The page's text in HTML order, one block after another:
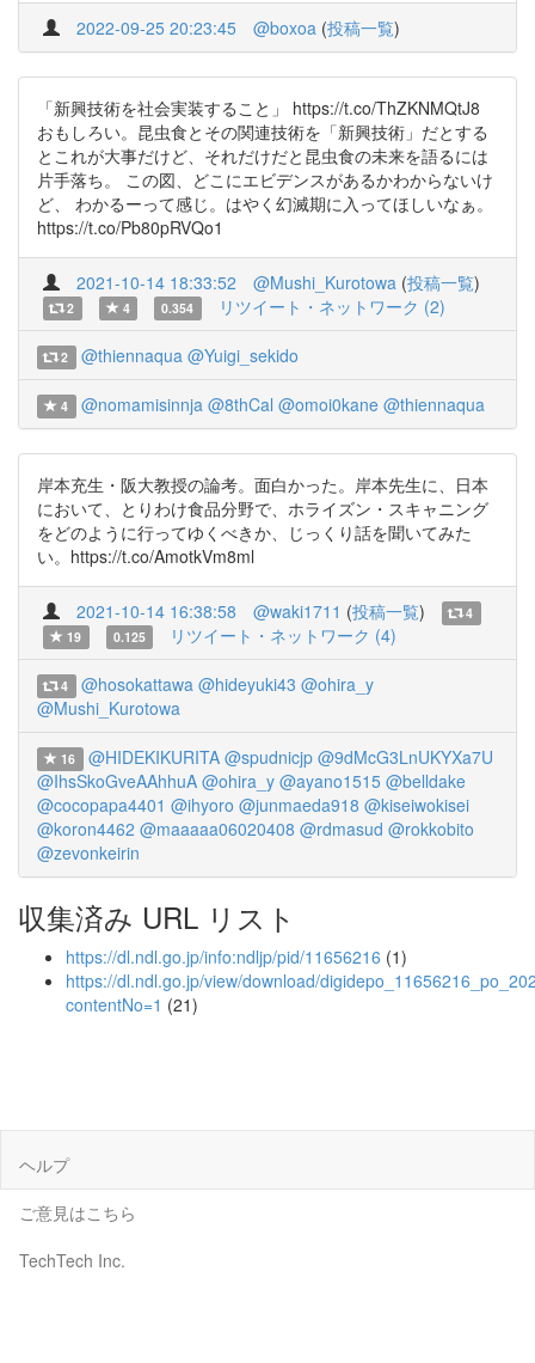
2022-09-25 20:23:45 @boxoa (投稿一覧)
「新興技術を社会実装すること」 https://t.co/ThZKNMQtJ8
おもしろい。昆虫食とその関連技術を「新興技術」だとする
とこれが大事だけど、それだけだと昆虫食の未来を語るには
片手落ち。 この図、どこにエビデンスがあるかわからないけ
ど、 わかるーって感じ。はやく幻滅期に入ってほしいなぁ。
https://t.co/Pb80pRVQo1
2021-10-14 18:33:52 @Mushi_Kurotowa (投稿一覧)
2 4 0.354 リツイート・ネットワーク (2)
2 @thiennaqua @Yuigi_sekido
4 @nomamisinnja @8thCal @omoi0kane @thiennaqua
岸本充生・阪大教授の論考。面白かった。岸本先生に、日本
において、とりわけ食品分野で、ホライズン・スキャニング
をどのように行ってゆくべきか、じっくり話を聞いてみた
い。https://t.co/AmotkVm8ml
2021-10-14 16:38:58 @waki1711 (投稿一覧)
4
19
0.125 リツイート・ネットワーク (4)
4 @hosokattawa @hideyuki43 @ohira_y
@Mushi_Kurotowa
16 @HIDEKIKURITA @spudnicjp @9dMcG3LnUKYXa7U
@IhsSkoGveAAhhuA @ohira_y @ayano1515 @belldake
@cocopapa4401 @ihyoro @junmaeda918 @kiseiwokisei
@koron4462 @maaaaa06020408 @rdmasud @rokkobito
@zevonkeirin
収集済み URL リスト
https://dl.ndl.go.jp/info:ndljp/pid/11656216 (1)
https://dl.ndl.go.jp/view/download/
contentNo=1 (21)
ヘルプ
ご意見はこちら
TechTech Inc.